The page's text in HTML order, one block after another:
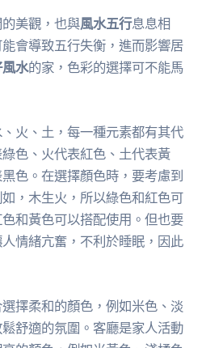
美觀，也與風水五行息息相
會導致五行失衡，進而影響居
水的家，色彩的選擇可不能馬
火、土，每一種元素都有其代
色、火代表紅色、土代表黃
色。在選擇顏色時，要考慮到
，木生火，所以綠色和紅色可
和黃色可以搭配使用。但也要
情緒亢奮，不利於睡眠，因此
擇柔和的顏色，例如米色、淡
舒適的氛圍。客廳是家人活動